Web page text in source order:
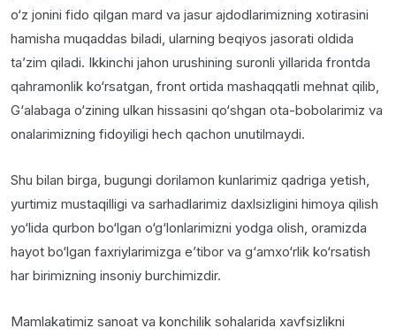
o‘z jonini fido qilgan mard va jasur ajdodlarimizning xotirasini
hamisha muqaddas biladi, ularning beqiyos jasorati oldida
ta’zim qiladi. Ikkinchi jahon urushining suronli yillarida frontda
qahramonlik ko‘rsatgan, front ortida mashaqqatli mehnat qilib,
G‘alabaga o‘zining ulkan hissasini qo‘shgan ota-bobolarimiz va
onalarimizning fidoyiligi hech qachon unutilmaydi.
Shu bilan birga, bugungi dorilamon kunlarimiz qadriga yetish,
yurtimiz mustaqilligi va sarhadlarimiz daxlsizligini himoya qilish
yo‘lida qurbon bo‘lgan o‘g‘lonlarimizni yodga olish, oramizda
hayot bo‘lgan faxriylarimizga e’tibor va g‘amxo‘rlik ko‘rsatish
har birimizning insoniy burchimizdir.
Mamlakatimiz sanoat va konchilik sohalarida xavfsizlikni